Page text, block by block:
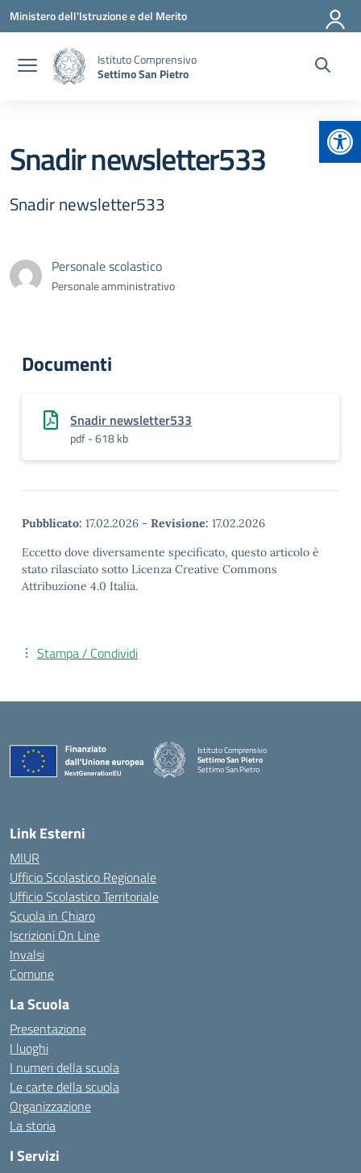
Vai ai contenuti
Vai al menu di navigazione
Vai al footer
Ministero dell'Istruzione e del Merito
Istituto Comprensivo
Settimo San Pietro
Snadir newsletter533
Snadir newsletter533
Personale scolastico
Personale amministrativo
Documenti
Snadir newsletter533
pdf - 618 kb
Pubblicato: 17.02.2026 - Revisione: 17.02.2026
Eccetto dove diversamente specificato, questo articolo è
stato rilasciato sotto Licenza Creative Commons
Attribuzione 4.0 Italia.
Stampa / Condividi
Istituto Comprensivo
Settimo San Pietro
Settimo San Pietro
Link Esterni
MIUR
Ufficio Scolastico Regionale
Ufficio Scolastico Territoriale
Scuola in Chiaro
Iscrizioni On Line
Invalsi
Comune
La Scuola
Presentazione
I luoghi
I numeri della scuola
Le carte della scuola
Organizzazione
La storia
I Servizi